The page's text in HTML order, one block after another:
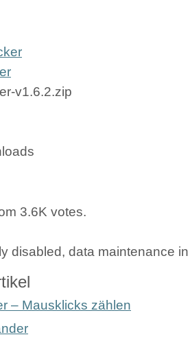
v1.6.2.zip
3.6K votes.
disabled, data maintenance
– Mausklicks zählen